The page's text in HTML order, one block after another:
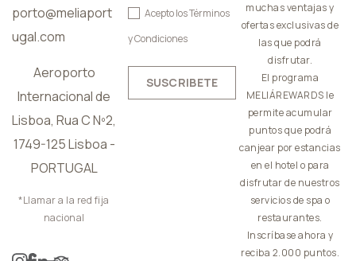
porto@meliaport
ugal.com
Aeroporto
Internacional de
Lisboa, Rua C Nº2,
1749-125 Lisboa -
PORTUGAL
*Llamar a la red fija
nacional
Acepto losTérminos
y Condiciones
SUSCRIBETE
muchas ventajas y
ofertas exclusivas de
las que podrá
disfrutar.
El programa
MELIÁREWARDS le
permite acumular
puntos que podrá
canjear por estancias
en el hotel o para
disfrutar de nuestros
servicios de spa o
restaurantes.
Inscríbase ahora y
reciba 2.000 puntos.